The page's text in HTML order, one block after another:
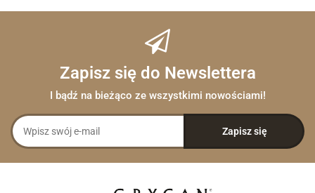
Zapisz się do Newslettera
I bądź na bieżąco ze wszystkimi nowościami!